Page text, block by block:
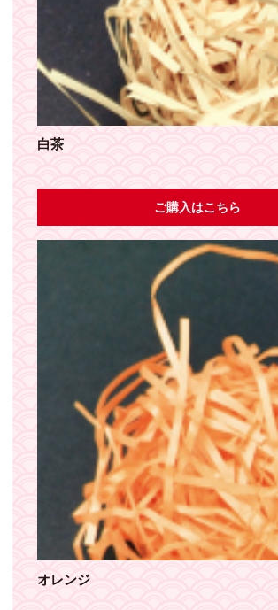
白茶
ご購入はこちら
オレンジ